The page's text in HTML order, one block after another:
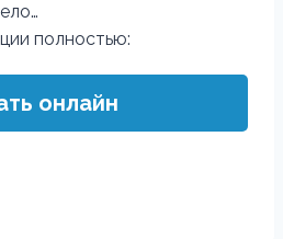
полностью:
онлайн